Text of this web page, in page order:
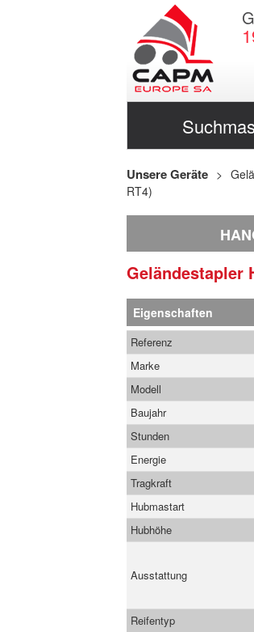
Unsere Geräte
RT4)
Geländestapler
Eigenschaften
Referenz
Marke
Modell
Baujahr
Stunden
Energie
Tragkraft
Hubmastart
Hubhöhe
Ausstattung
Reifentyp